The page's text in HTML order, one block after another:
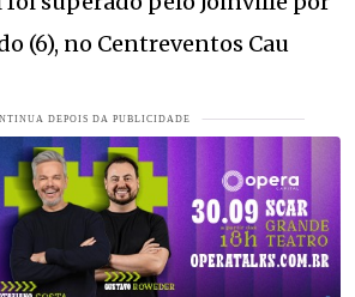
(6), no Centreventos Cau